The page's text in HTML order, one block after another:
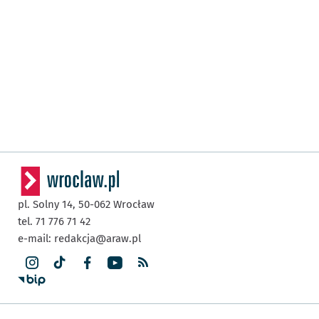
pl. Solny 14, 50-062 Wrocław
tel. 71 776 71 42
e-mail: redakcja@araw.pl